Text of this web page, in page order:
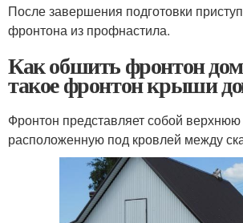
После завершения подготовки
фронтона из профнастила.
Как обшить фронтон
такое фронтон крыши
Фронтон представляет собой верхнюю
расположенную под кровлей между